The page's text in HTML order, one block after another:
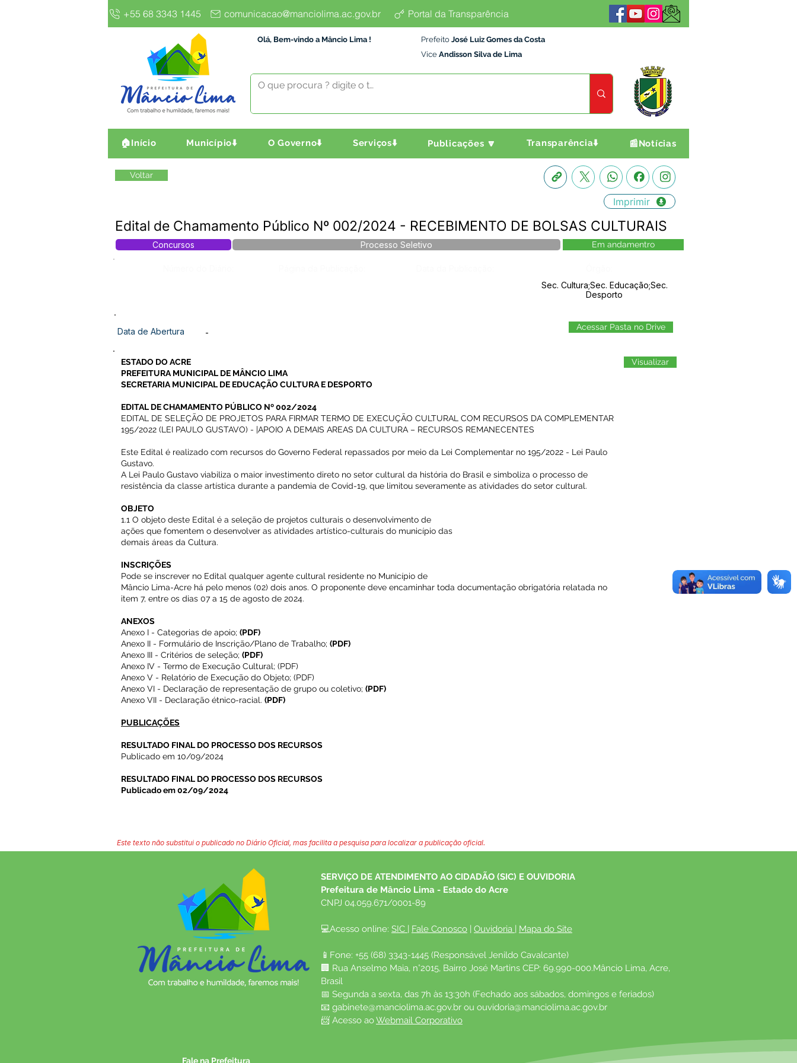
+55 68 3343 1445 comunicacao@manciolima.ac.gov.br Portal da Transparência
Olá, Bem-vindo a Mâncio Lima ! Prefeito José Luiz Gomes da Costa
Vice Andisson Silva de Lima
🏠Início Município⬇️ O Governo⬇️ Serviços⬇️ Publicações 🔽 Transparência⬇️ 📰Notícias
Voltar
Imprimir
Edital de Chamamento Público Nº 002/2024 - RECEBIMENTO DE BOLSAS CULTURAIS
Concursos Processo Seletivo Em andamentro
Sec. Cultura;Sec. Educação;Sec.
Desporto
Data de Abertura -
Acessar Pasta no Drive
ESTADO DO ACRE
PREFEITURA MUNICIPAL DE MÂNCIO LIMA
SECRETARIA MUNICIPAL DE EDUCAÇÃO CULTURA E DESPORTO
EDITAL DE CHAMAMENTO PÚBLICO Nº 002/2024
EDITAL DE SELEÇÃO DE PROJETOS PARA FIRMAR TERMO DE EXECUÇÃO CULTURAL COM RECURSOS DA COMPLEMENTAR
195/2022 (LEI PAULO GUSTAVO) - |APOIO A DEMAIS AREAS DA CULTURA – RECURSOS REMANECENTES
Este Edital é realizado com recursos do Governo Federal repassados por meio da Lei Complementar no 195/2022 - Lei Paulo
Gustavo.
A Lei Paulo Gustavo viabiliza o maior investimento direto no setor cultural da história do Brasil e simboliza o processo de
resistência da classe artística durante a pandemia de Covid-19, que limitou severamente as atividades do setor cultural.
OBJETO
1.1 O objeto deste Edital é a seleção de projetos culturais o desenvolvimento de
ações que fomentem o desenvolver as atividades artístico-culturais do município das
demais áreas da Cultura.
INSCRIÇÕES
Pode se inscrever no Edital qualquer agente cultural residente no Município de
Mâncio Lima-Acre há pelo menos (02) dois anos. O proponente deve encaminhar toda documentação obrigatória relatada no
item 7, entre os dias 07 a 15 de agosto de 2024.
ANEXOS
Anexo I - Categorias de apoio; (PDF)
Anexo II - Formulário de Inscrição/Plano de Trabalho; (PDF)
Anexo III - Critérios de seleção; (PDF)
Anexo IV - Termo de Execução Cultural; (PDF)
Anexo V - Relatório de Execução do Objeto; (PDF)
Anexo VI - Declaração de representação de grupo ou coletivo; (PDF)
Anexo VII - Declaração étnico-racial. (PDF)
PUBLICAÇÕES
RESULTADO FINAL DO PROCESSO DOS RECURSOS
Publicado em 10/09/2024
RESULTADO FINAL DO PROCESSO DOS RECURSOS
Publicado em 02/09/2024
Visualizar
Este texto não substitui o publicado no Diário Oficial, mas facilita a pesquisa para localizar a publicação oficial.
SERVIÇO DE ATENDIMENTO AO CIDADÃO (SIC) E OUVIDORIA
Prefeitura de Mâncio Lima - Estado do Acre
CNPJ 04.059.671/0001-89
💻Acesso online: SIC | Fale Conosco | Ouvidoria | Mapa do Site
📱Fone: +55 (68) 3343-1445 (Responsável Jenildo Cavalcante)
🏢 Rua Anselmo Maia, n°2015, Bairro José Martins CEP: 69.990-000.Mâncio Lima, Acre,
Brasil
📅 Segunda a sexta, das 7h às 13:30h (Fechado aos sábados, domingos e feriados)
📧 gabinete@manciolima.ac.gov.br ou ouvidoria@manciolima.ac.gov.br
📨 Acesso ao Webmail Corporativo
Fale na Prefeitura